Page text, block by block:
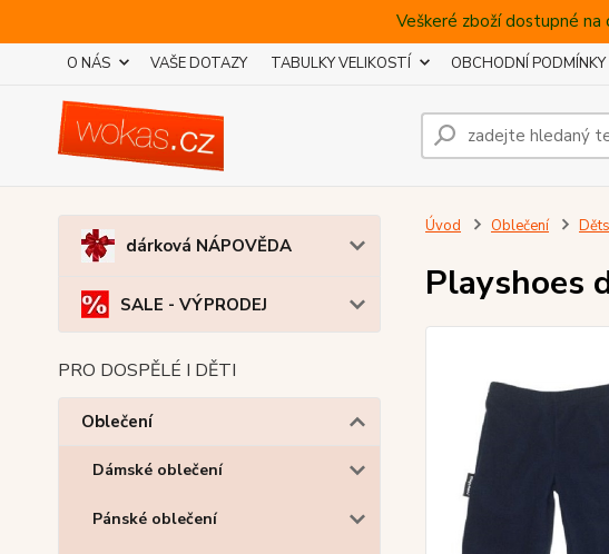
Veškeré zboží dostupné
O NÁS VAŠE DOTAZY TABULKY VELIKOSTÍ OBCHODNÍ PODMÍNKY
dárková NÁPOVĚDA
SALE - VÝPRODEJ
PRO DOSPĚLÉ I DĚTI
Oblečení
Dámské oblečení
Pánské oblečení
Úvod Oblečení
Playshoes